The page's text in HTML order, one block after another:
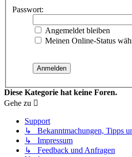
Passwort:
Angemeldet bleiben
Meinen Online-Status
Diese Kategorie hat keine Foren.
Gehe zu
Support
↳ Bekanntmachungen, Tipps
↳ Impressum
↳ Feedback und Anfragen